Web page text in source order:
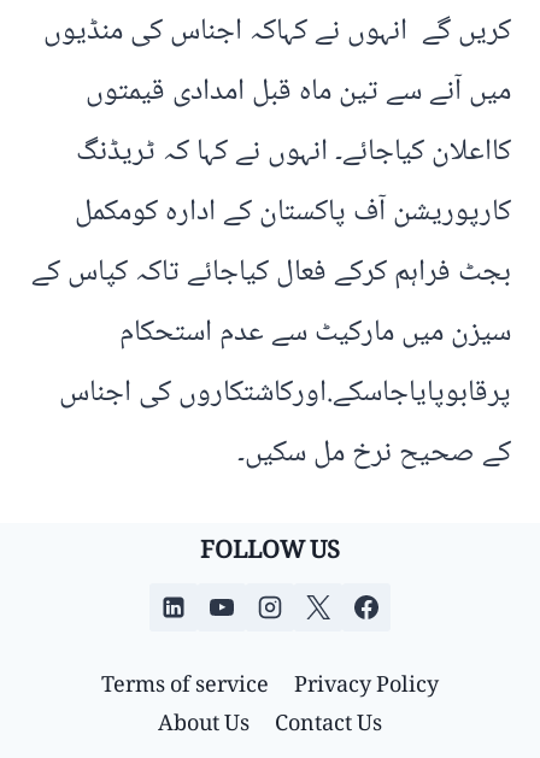
کریں گے انہوں نے کہاکہ اجناس کی منڈیوں
میں آنے سے تین ماہ قبل امدادی قیمتوں
کااعلان کیاجائے۔ انہوں نے کہا کہ ٹریڈنگ
کارپوریشن آف پاکستان کے ادارہ کومکمل
بجٹ فراہم کرکے فعال کیاجائے تاکہ کپاس کے
سیزن میں مارکیٹ سے عدم استحکام
پرقابوپایاجاسکے.اورکاشتکاروں کی اجناس
کے صحیح نرخ مل سکیں۔
FOLLOW US
Privacy Policy
Terms of service
Contact Us
About Us